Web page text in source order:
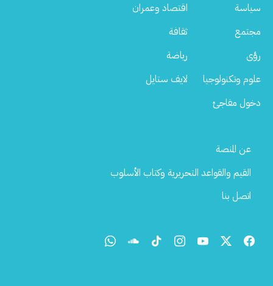
سياسة
اقتصاد وعمران
مجتمع
ثقافة
رؤى
رياضة
علوم وتكنولوجيا
لايف ستايل
دخول مفاجئ
Footer
عن المنصة
القيم والقواعد التحريرية وكتاب الأسلوب
اتصل بنا